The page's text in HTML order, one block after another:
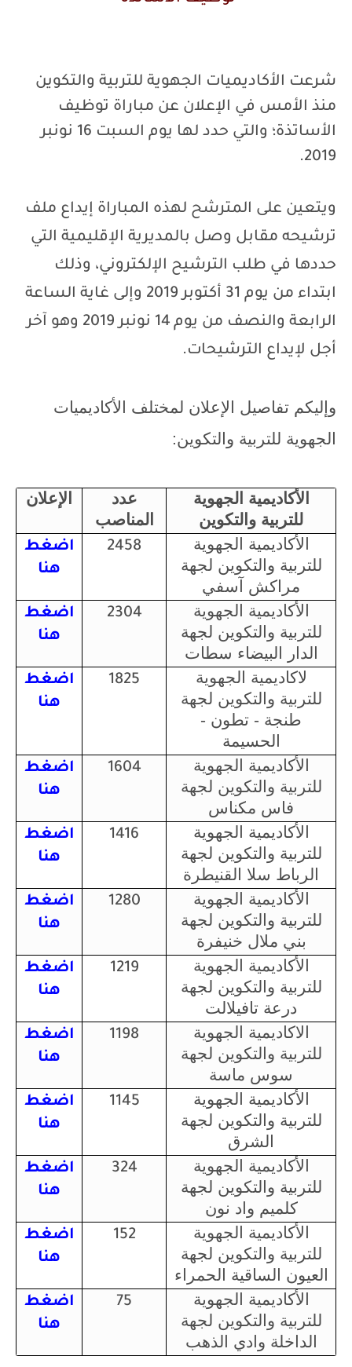
شرعت الأكاديميات الجهوية للتربية والتكوين
منذ الأمس في الإعلان عن مباراة توظيف
الأساتذة؛ والتي حدد لها يوم السبت 16 نونبر
2019.
ويتعين على المترشح لهذه المباراة إيداع ملف
ترشيحه مقابل وصل بالمديرية الإقليمية التي
حددها في طلب الترشيح الإلكتروني، وذلك
ابتداء من يوم 31 أكتوبر 2019 وإلى غاية الساعة
الرابعة والنصف من يوم 14 نونبر 2019 وهو آخر
أجل لإيداع الترشيحات.
وإليكم تفاصيل الإعلان لمختلف
الأكاديميات
الجهوية للتربية والتكوين:
الأكاديمية الجهوية
للتربية والتكوين
عدد
المناصب
الإعلان
الأكاديمية الجهوية
للتربية والتكوين لجهة
مراكش آسفي
2458
اضغط
هنا
الأكاديمية الجهوية
للتربية والتكوين لجهة
الدار البيضاء سطات
2304
اضغط
هنا
لاكاديمية الجهوية
للتربية والتكوين لجهة
طنجة - تطون -
الحسيمة
1825
اضغط
هنا
الأكاديمية الجهوية
للتربية والتكوين لجهة
فاس مكناس
1604
اضغط
هنا
الأكاديمية الجهوية
للتربية والتكوين لجهة
الرباط سلا القنيطرة
1416
اضغط
هنا
الأكاديمية الجهوية
للتربية والتكوين لجهة
بني ملال خنيفرة
1280
اضغط
هنا
الأكاديمية الجهوية
للتربية والتكوين لجهة
درعة تافيلالت
1219
اضغط
هنا
الاكاديمية الجهوية
للتربية والتكوين لجهة
سوس ماسة
1198
اضغط
هنا
الأكاديمية الجهوية
للتربية والتكوين لجهة
الشرق
1145
اضغط
هنا
الأكاديمية الجهوية
للتربية والتكوين لجهة
كلميم واد نون
324
اضغط
هنا
الأكاديمية الجهوية
للتربية والتكوين لجهة
العيون الساقية الحمراء
152
اضغط
هنا
الأكاديمية الجهوية
للتربية والتكوين لجهة
الداخلة وادي الذهب
75
اضغط
هنا